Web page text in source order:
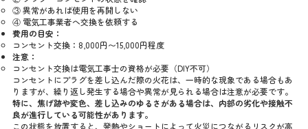
③ 異常があれば使用を再開しない
④ 電気工事業者へ交換を依頼する
費用の目安：
コンセント交換：8,000円〜15,000円程度
注意：
コンセント交換は電気工事士の資格が必要（DIY不可）
コンセントにプラグを差し込んだ際の火花は、一時的な現象である場合もあ
りますが、繰り返し発生する場合や異常が見られる場合は注意が必要です。
特に、焦げ跡や変色、差し込みのゆるさがある場合は、内部の劣化や接触不
良が進行している可能性があります。
この状態を放置すると、発熱やショートによって火災につながるリスクが高